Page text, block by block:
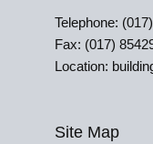
Telephone:
Fax: (017)
Location:
Site Map